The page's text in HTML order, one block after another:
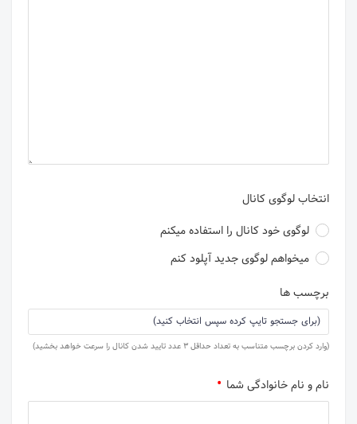
انتخاب لوگوی کانال
لوگوی خود کانال را استفاده میکنم
میخواهم لوگوی جدید آپلود کنم
برچسب ها
(وارد کردن برچسب متناسب به تعداد حداقل 3 عدد تایید شدن کانال را سرعت خواهد بخشید)
نام و نام خانوادگی شما